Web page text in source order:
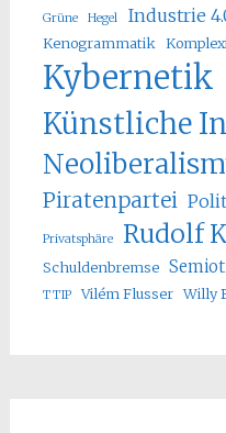
Grüne Hegel Industrie
Kenogrammatik
Kybernetik
Künstliche
Piratenpartei
Privatsphäre Rudolf
Schuldenbremse
TTIP
Vilém Flusser Willy